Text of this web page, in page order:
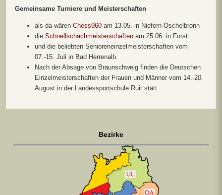
Gemeinsame Turniere und Meisterschaften
als da wären Chess960 am 13.05. in Niefern-Öschelbronn
die Schnellschachmeisterschaften am 25.06. in Forst
und die beliebten Senioreneinzelmeisterschaften vom
07.-15. Juli in Bad Herrenalb.
Nach der Absage von Braunschweig finden die Deutschen
Einzelmeisterschaften der Frauen und Männer vom 14.-20.
August in der Landessportschule Ruit statt.
Bezirke